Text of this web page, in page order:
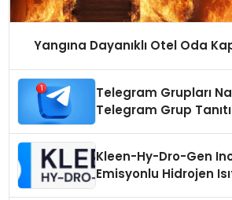
Yangına Dayanıklı Otel Oda
Telegram Grupları
Telegram Grup
Kleen-Hy-Dro-Gen
Emisyonlu Hidrojen